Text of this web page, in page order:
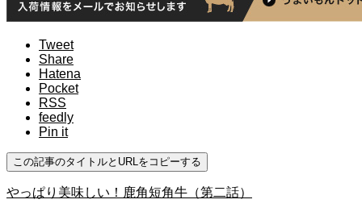
Tweet
Share
Hatena
Pocket
RSS
feedly
Pin it
この記事のタイトルとURLをコピーする
やっぱり美味しい！鹿角短角牛（第二話）